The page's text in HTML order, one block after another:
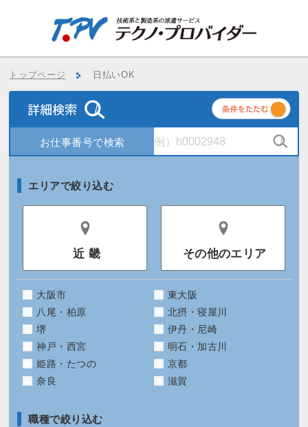
トップページ 日払いOK
条
件
エリアで絞り込む
近 畿 その他のエリア
大阪市
東大阪
八尾・柏原
北摂・寝屋川
堺
伊丹・尼崎
神戸・西宮
明石・加古川
姫路・たつの
京都
奈良
滋賀
職種で絞り込む